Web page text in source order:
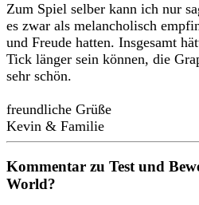
Zum Spiel selber kann ich nur
es zwar als melancholisch
und Freude hatten. Insgesamt
Tick länger sein können, die
sehr schön.
freundliche Grüße
Kevin & Familie
Kommentar zu Test und
World?